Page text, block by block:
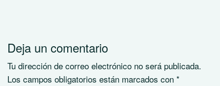
Deja un comentario
Tu dirección de correo electrónico no será publicada.
Los campos obligatorios están marcados con *